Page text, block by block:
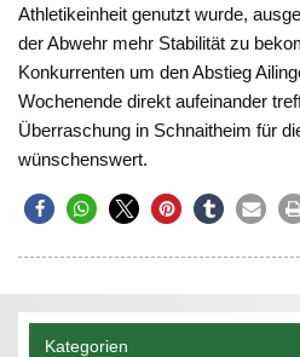
Athletikeinheit genutzt wurde,
der Abwehr mehr Stabilität zu
Konkurrenten um den Abstieg
Wochenende direkt aufeinander
Überraschung in Schnaitheim für
wünschenswert.
Kategorien